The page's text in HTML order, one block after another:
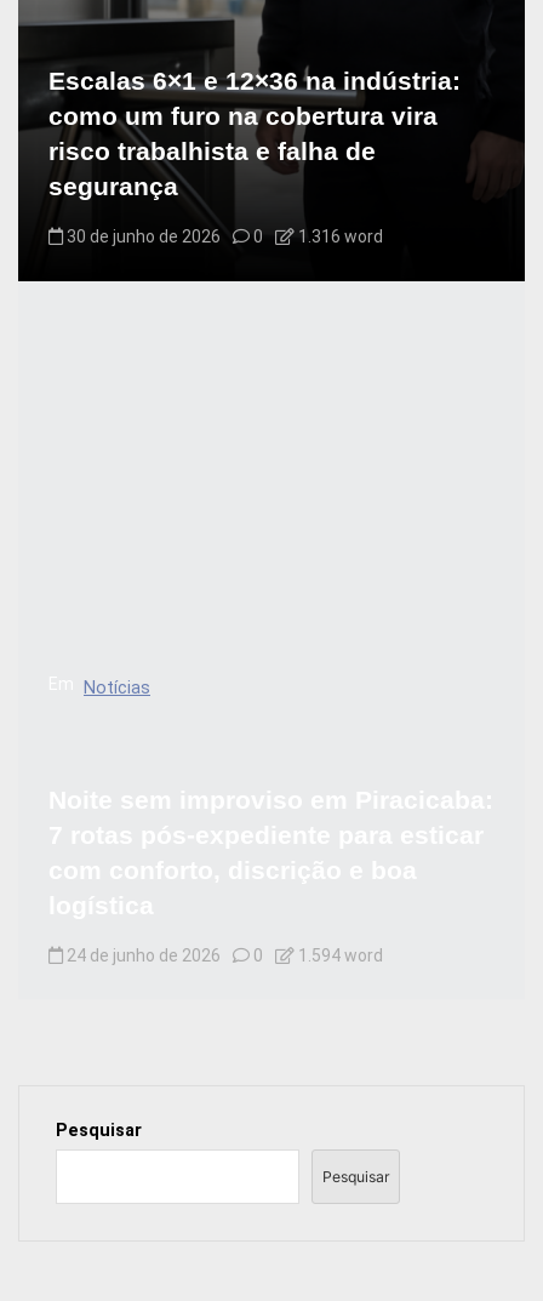
Escalas 6×1 e 12×36 na indústria:
como um furo na cobertura vira
risco trabalhista e falha de
segurança
30 de junho de 2026 0 1.316 word
Notícias
24 de junho de 2026 0 1.594 word
Pesquisar
Pesquisar